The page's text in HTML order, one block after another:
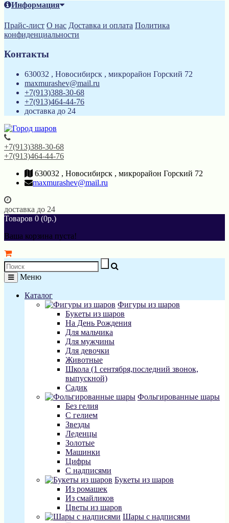
Информация
Прайс-лист О нас Доставка и оплата Политика
конфиденциальности
Контакты
630032 , Новосибирск , микрорайон Горский 72
maxmurashev@mail.ru
+7(913)388-30-68
+7(913)464-44-76
доставка до 24
+7(913)388-30-68
+7(913)464-44-76
630032 , Новосибирск , микрорайон Горский 72
maxmurashev@mail.ru
доставка до 24
Товаров 0 (0р.)
Ваша корзина пуста!
Меню
Каталог
Фигуры из шаров
Букеты из шаров
На День Рождения
Для мальчика
Для мужчины
Для девочки
Животные
Школа (1 сентября,последний звонок,
выпускной)
Садик
Фольгированные шары
Без гелия
С гелием
Звезды
Леденцы
Золотые
Машинки
Цифры
С надписями
Букеты из шаров
Из ромашек
Из смайликов
Цветы из шаров
Шары с надписями